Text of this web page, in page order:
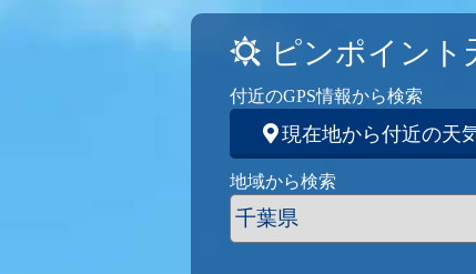
ピンポイント
付近のGPS情報から検索
現在地から付近の天
地域から検索